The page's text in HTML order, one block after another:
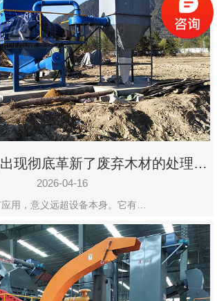
现彻底革新了废弃木材的处理模
式
2026-04-16
用，意义远超设备本身。它有…